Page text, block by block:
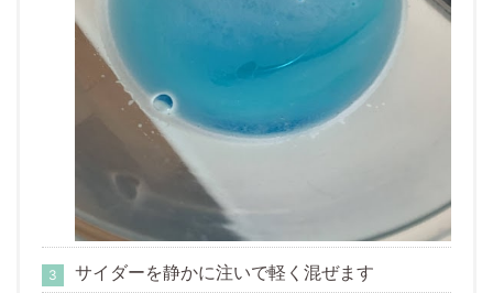
サイダーを静かに注いで軽く混ぜます